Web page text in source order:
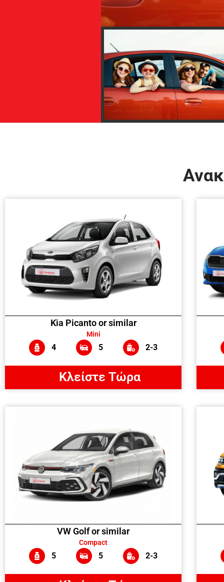
Kia Picanto or similar
Mini
4 5 2-3
Κλείστε Τώρα
VW Golf or similar
Compact
5 5 2-3